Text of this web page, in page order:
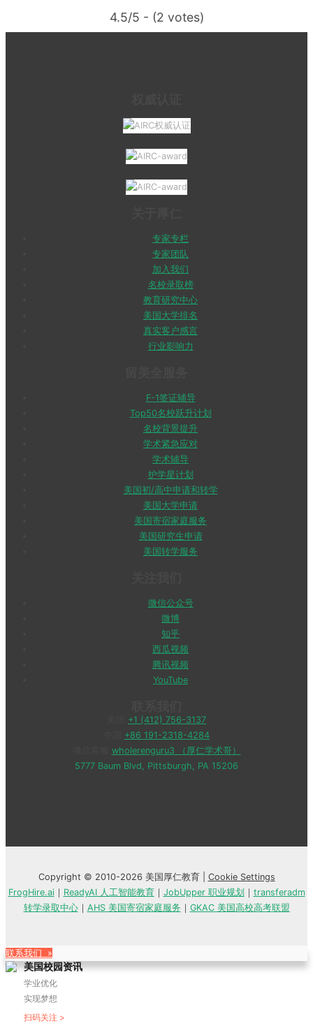
4.5/5 - (2 votes)
专家专栏
专家团队
加入我们
名校录取榜
教育研究中心
美国大学排名
真实客户感言
行业影响力
F-1签证辅导
Top50名校跃升计划
名校背景提升
学术紧急应对
学术辅导
护学星计划
美国初/高中申请和转学
美国大学申请
美国寄宿家庭服务
美国研究生申请
美国转学服务
微信公众号
微博
知乎
西瓜视频
腾讯视频
YouTube
+1 (412) 756-3137
+86 191-2318-4284
wholerenguru3 （厚仁学术哥）
5777 Baum Blvd, Pittsburgh, PA 15206
Copyright © 2010-2026 美国厚仁教育 | Cookie Settings
FrogHire.ai｜ ReadyAI 人工智能教育｜ JobUpper 职业规划 ｜ transferadm
转学录取中心｜ AHS 美国寄宿家庭服务 ｜ GKAC 美国高校高考联盟
联系我们 »
美国校园资讯
学业优化
实现梦想
扫码关注 >